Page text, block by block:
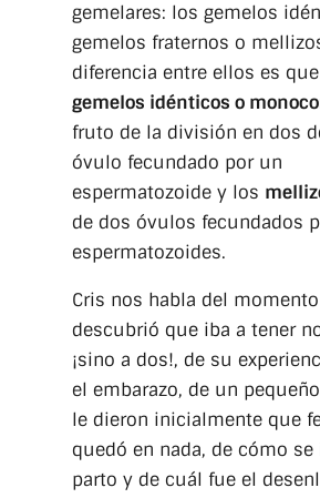
gemelares: los gemelos
gemelos fraternos o
diferencia entre ellos es
gemelos idénticos o
fruto de la división en dos
óvulo fecundado por un
espermatozoide y los
de dos óvulos fecundados
espermatozoides.
Cris nos habla del
descubrió que iba a tener
¡sino a dos!, de su
el embarazo, de un
le dieron inicialmente que
quedó en nada, de cómo
parto y de cuál fue el